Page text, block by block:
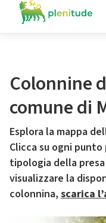
Colonnine
comune di
Esplora la mappa
Clicca su ogni
tipologia della presa
visualizzare la
colonnina, scarica